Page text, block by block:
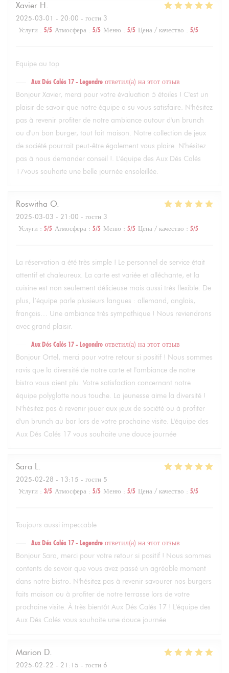
Xavier H
2025-03-01 - 20:00 - гости 3
Услуги : 5/5 Атмосфера : 5/5 Меню : 5/5 Цена / качество : 5/5
Equipe au top
Aux Dés Calés 17 - Legendre ответил(а) на этот отзыв
Bonjour Xavier, merci pour votre évaluation 5 étoiles ! C'est un
plaisir de savoir que notre équipe a su vous satisfaire. N'hésitez
pas à revenir profiter de notre ambiance autour d'un brunch
ou d'un bon burger, tout fait maison. Notre collection de jeux
de société pourrait peut-être également vous plaire. N'hésitez
pas à nous demander conseil !. L'équipe des Aux Dés Calés
17vous souhaite une belle journée ensoleillée.
Roswitha O
2025-03-03 - 21:00 - гости 3
Услуги : 5/5 Атмосфера : 5/5 Меню : 5/5 Цена / качество : 5/5
La réservation a été très simple ! Le personnel de service était
attentif et chaleureux. La carte est variée et alléchante, et la
cuisine est non seulement délicieuse mais aussi très flexible. De
plus, l’équipe parle plusieurs langues : allemand, anglais,
français… Une ambiance très sympathique ! Nous reviendrons
avec grand plaisir.
Aux Dés Calés 17 - Legendre ответил(а) на этот отзыв
Bonjour Ortel, merci pour votre retour si positif ! Nous sommes
ravis que la diversité de notre carte et l'ambiance de notre
bistro vous aient plu. Votre satisfaction concernant notre
équipe polyglotte nous touche. La jeunesse aime la diversité !
N'hésitez pas à revenir jouer aux jeux de société ou à profiter
d'un brunch au bar lors de votre prochaine visite. L'équipe des
Aux Dés Calés 17 vous souhaite une douce journée
Sara L
2025-02-28 - 13:15 - гости 5
Услуги : 3/5 Атмосфера : 5/5 Меню : 5/5 Цена / качество : 5/5
Toujours aussi impeccable
Aux Dés Calés 17 - Legendre ответил(а) на этот отзыв
Bonjour Sara, merci pour votre retour si positif ! Nous sommes
contents de savoir que vous avez passé un agréable moment
dans notre bistro. N'hésitez pas à revenir savourer nos burgers
faits maison ou à profiter de notre terrasse lors de votre
prochaine visite. À très bientôt Aux Dés Calés 17 ! L'équipe des
Aux Dés Calés vous souhaite une douce journée
Marion D
2025-02-22 - 21:15 - гости 6